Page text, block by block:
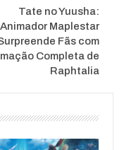
Tate no Yuusha:
Animador Maplestar
Fãs com
Completa de
Raphtalia